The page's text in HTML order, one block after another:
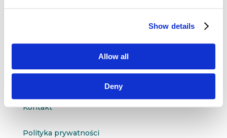
Show details
Allow all
Deny
91-811 Łódź
questus@questus.pl
Kontakt
Polityka prywatności